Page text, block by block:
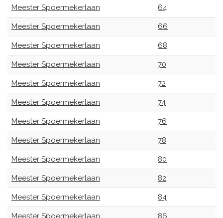
Meester Spoermekerlaan 64
Meester Spoermekerlaan 66
Meester Spoermekerlaan 68
Meester Spoermekerlaan 70
Meester Spoermekerlaan 72
Meester Spoermekerlaan 74
Meester Spoermekerlaan 76
Meester Spoermekerlaan 78
Meester Spoermekerlaan 80
Meester Spoermekerlaan 82
Meester Spoermekerlaan 84
Meester Spoermekerlaan 86